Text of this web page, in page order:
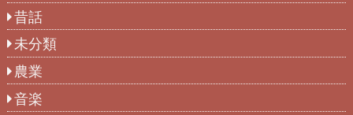
昔話
未分類
農業
音楽